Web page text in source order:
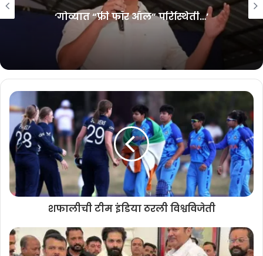
“काल शहांनी सांगितले की, कर्नाटकच्या मुख्यमंत्र्यांनी गोव्याच्या सरकारला सोबत
घेवून म्हादईचे पाणी वळविण्याचा निर्णय घेतला यावरुन असे स्पष्ट होते की,
मुख्यमंत्र्यांची फक्त संमती आहे असेच नव्हें तर या कटात ते स्वतः भागीदार आहेत
असे वाटते. मुख्यमंत्री जर खरे गोयकार असतील तर त्यांनी अमित शहांनी वक्तव्य
केले ते खोटे आहे असे सांगावे हे चॅलेंज मी त्यांना दिले होते.
मात्र त्यांनी यावर कोणतेही स्पष्टीकरण न देता गृहमंत्र्यांच्या वक्तव्याचा अभ्यास
करून प्रतिक्रीया देऊ असे म्हंटले आहे. गोवेकरांची झोप उडवून मुख्यमंत्री झोपले
आहेत. मुख्यमंत्र्यांना आता झोपेतून उठवण्याची वेळ आली आहे. जर म्हादईबाबतच्या
निर्णयात मुख्यमंत्री सावंत जर भागीदार असतील तर हे गोव्याच्या जनतेला कळायला
हवे असे सरदेसाई यांनी सांगितले.
मुख्यमंत्री सावंत गोवेकराना मूर्ख समजतात का असा सवाल करून त्यासाठीच आता
म्हादई प्रश्नावर गठीत केलेल्या सभागृह समितीने त्यांच्याकडून खुलासा मागण्याची
फक्त जनतेच्या डोळ्यांना पाणी पुसण्या पुरती नेमण्यात आली आहे हे सिद्ध होईल असे
सरदेसाई यांनी म्हटले आहे.
‘गोव्यात “फ्री फॉर ऑल” परिस्थिती…’
शफालीची टीम इंडिया ठरली विश्वविजेती